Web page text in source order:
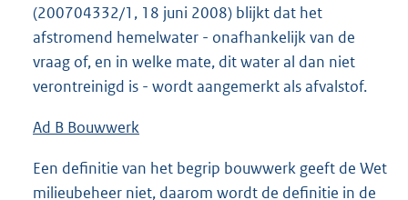
(200704332/1, 18 juni 2008) blijkt dat het
afstromend hemelwater - onafhankelijk van de
vraag of, en in welke mate, dit water al dan niet
verontreinigd is - wordt aangemerkt als afvalstof.
Ad B Bouwwerk
Een definitie van het begrip bouwwerk geeft de Wet
milieubeheer niet, daarom wordt de definitie in de